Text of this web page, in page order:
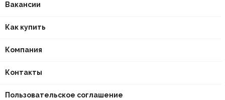
Вакансии
Как купить
Компания
Контакты
Пользовательское соглашение